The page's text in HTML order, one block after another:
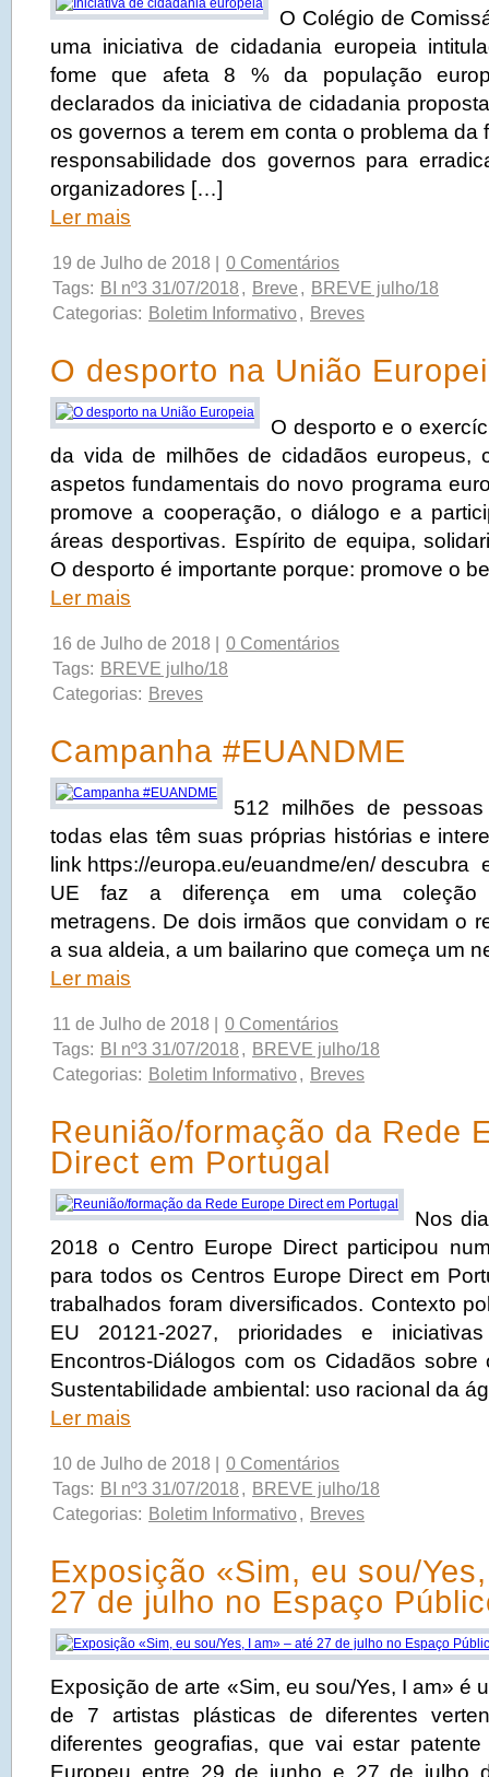
O Colégio de
uma iniciativa de cidadania europeia
fome que afeta 8 % da população
declarados da iniciativa de cidadania
os governos a terem em conta o problema da
responsabilidade dos governos para
organizadores […]
Ler mais
19 de Julho de 2018 |
0 Comentários
Tags: BI nº3 31/07/2018 , Breve , BREVE julho/18
Categorias: Boletim Informativo, Breves
O desporto na União
O desporto e o
da vida de milhões de cidadãos europeus,
aspetos fundamentais do novo programa
promove a cooperação, o diálogo e a
áreas desportivas. Espírito de equipa,
O desporto é importante porque: promove o
Ler mais
16 de Julho de 2018 |
0 Comentários
Tags: BREVE julho/18
Categorias: Breves
Campanha #EUANDME
512 milhões de
todas elas têm suas próprias histórias e
link https://europa.eu/euandme/en/ descubra
UE faz a diferença em uma coleção
metragens. De dois irmãos que convidam o
a sua aldeia, a um bailarino que começa um
Ler mais
11 de Julho de 2018 |
0 Comentários
Tags: BI nº3 31/07/2018 , BREVE julho/18
Categorias: Boletim Informativo, Breves
Reunião/formação da Rede
Direct em Portugal
Nos
2018 o Centro Europe Direct participou
para todos os Centros Europe Direct em
trabalhados foram diversificados. Contexto
EU 20121-2027, prioridades e
Encontros-Diálogos com os Cidadãos
Sustentabilidade ambiental: uso racional da
Ler mais
10 de Julho de 2018 |
0 Comentários
Tags: BI nº3 31/07/2018 , BREVE julho/18
Categorias: Boletim Informativo, Breves
Exposição «Sim, eu sou/
27 de julho no Espaço
Exposição de arte «Sim, eu sou/Yes, I am» é
de 7 artistas plásticas de diferentes
diferentes geografias, que vai estar
Europeu entre 29 de junho e 27 de julho